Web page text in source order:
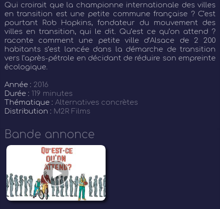
Qui croirait que la championne internationale des villes
en transition est une petite commune française ? C’est
pourtant Rob Hopkins, fondateur du mouvement des
villes en transition, qui le dit. Qu’est ce qu’on attend ?
raconte comment une petite ville d’Alsace de 2 200
habitants s’est lancée dans la démarche de transition
vers l’après-pétrole en décidant de réduire son empreinte
écologique.
Année : 2016
Durée : 119 minutes
Thématique : Alternatives concrètes
Distribution : M2R Films
Bande annonce